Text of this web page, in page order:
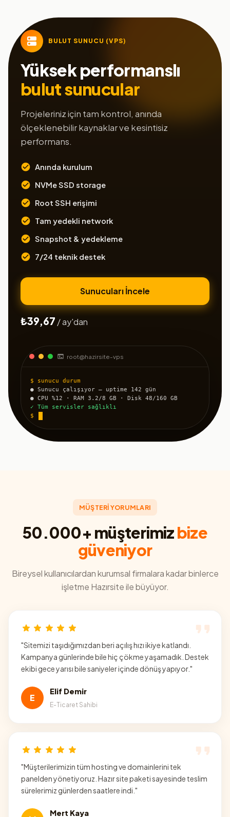
root@hazirsite-vps
$ sunucu durum
● Sunucu çalışıyor — uptime 142 gün
● CPU %12 · RAM 3.2/8 GB · Disk 48/160 GB
✓ Tüm servisler sağlıklı
$
BULUT SUNUCU (VPS)
Yüksek performanslı
bulut sunucular
Projeleriniz için tam kontrol, anında
ölçeklenebilir kaynaklar ve kesintisiz
performans.
Anında kurulum
NVMe SSD storage
Root SSH erişimi
Tam yedekli network
Snapshot & yedekleme
7/24 teknik destek
Sunucuları İncele
₺39,67 / ay'dan
MÜŞTERİ YORUMLARI
50.000+ müşterimizbize
güveniyor
Bireysel kullanıcılardan kurumsal firmalara kadar binlerce
işletme Hazırsite ile büyüyor.
"Sitemizi taşıdığımızdan beri açılış hızı ikiye katlandı.
Kampanya günlerinde bile hiç çökme yaşamadık. Destek
ekibi gece yarısı bile saniyeler içinde dönüş yapıyor."
E
Elif Demir
E-Ticaret Sahibi
"Müşterilerimizin tüm hosting ve domainlerini tek
panelden yönetiyoruz. Hazır site paketi sayesinde teslim
sürelerimiz günlerden saatlere indi. "
Mert Kaya